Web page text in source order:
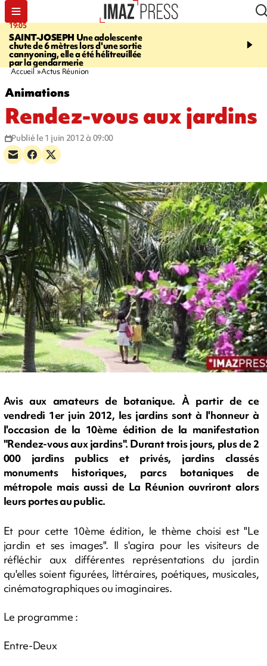
19:05
SAINT-JOSEPH Une adolescente
chute de 6 mètres lors d'une sortie
cannyoning, elle a été hélitreuillée
par la gendarmerie
20:44
rouée de coups,
Accueil Actus Réunion
Animations
Rendez-vous aux jardins
Publié le 1 juin 2012 à 09:00
Avis aux amateurs de botanique. À partir de ce
vendredi 1er juin 2012, les jardins sont à l'honneur à
l'occasion de la 10ème édition de la manifestation
"Rendez-vous aux jardins". Durant trois jours, plus de 2
000 jardins publics et privés, jardins classés
monuments historiques, parcs botaniques de
métropole mais aussi de La Réunion ouvriront alors
leurs portes au public.
Et pour cette 10ème édition, le thème choisi est "Le
jardin et ses images". Il s'agira pour les visiteurs de
réfléchir aux différentes représentations du jardin
qu'elles soient figurées, littéraires, poétiques, musicales,
cinématographiques ou imaginaires.
Le programme :
Entre-Deux